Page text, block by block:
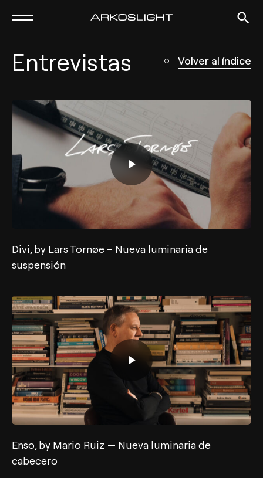
Entrevistas Volver al índice
Divi, by Lars Tornøe – Nueva luminaria de
suspensión
Enso, by Mario Ruiz — Nueva luminaria de
cabecero